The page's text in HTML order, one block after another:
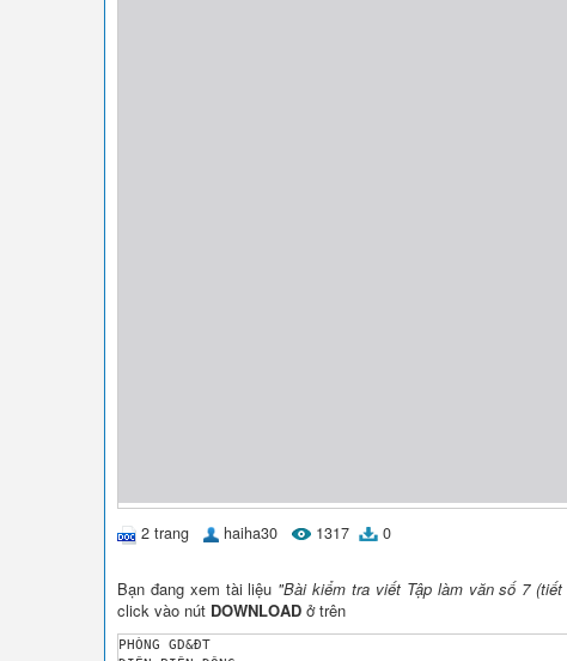
2 trang haiha30 1317 0
Bạn đang xem tài liệu "Bài kiểm tra viết Tập làm văn số 7
click vào nút DOWNLOAD ở trên
PHÒNG GD&ĐT